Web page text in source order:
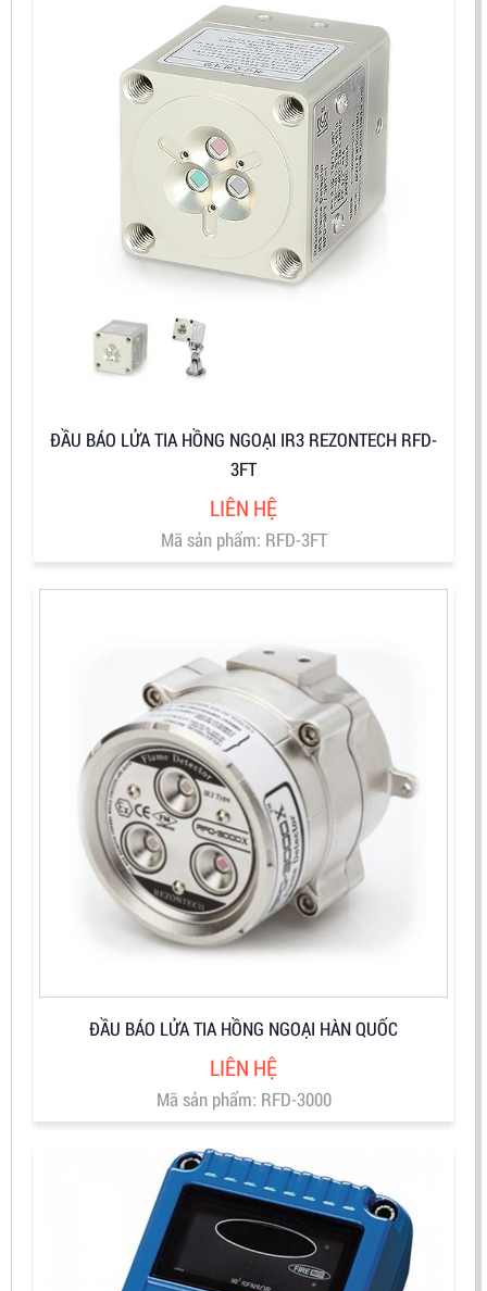
ĐẦU BÁO LỬA TIA HỒNG NGOẠI IR3 REZONTECH RFD-
3FT
LIÊN HỆ
Mã sản phẩm: RFD-3FT
ĐẦU BÁO LỬA TIA HỒNG NGOẠI HÀN QUỐC
LIÊN HỆ
Mã sản phẩm: RFD-3000